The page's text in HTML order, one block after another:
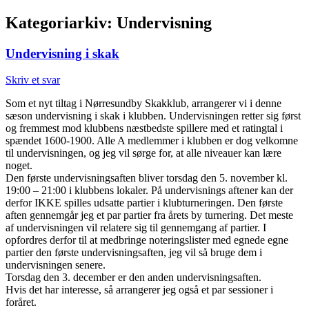
Kategoriarkiv: Undervisning
Undervisning i skak
Skriv et svar
Som et nyt tiltag i Nørresundby Skakklub, arrangerer vi i denne
sæson undervisning i skak i klubben. Undervisningen retter sig først
og fremmest mod klubbens næstbedste spillere med et ratingtal i
spændet 1600-1900. Alle A medlemmer i klubben er dog velkomne
til undervisningen, og jeg vil sørge for, at alle niveauer kan lære
noget.
Den første undervisningsaften bliver torsdag den 5. november kl.
19:00 – 21:00 i klubbens lokaler. På undervisnings aftener kan der
derfor IKKE spilles udsatte partier i klubturneringen. Den første
aften gennemgår jeg et par partier fra årets by turnering. Det meste
af undervisningen vil relatere sig til gennemgang af partier. I
opfordres derfor til at medbringe noteringslister med egnede egne
partier den første undervisningsaften, jeg vil så bruge dem i
undervisningen senere.
Torsdag den 3. december er den anden undervisningsaften.
Hvis det har interesse, så arrangerer jeg også et par sessioner i
foråret.